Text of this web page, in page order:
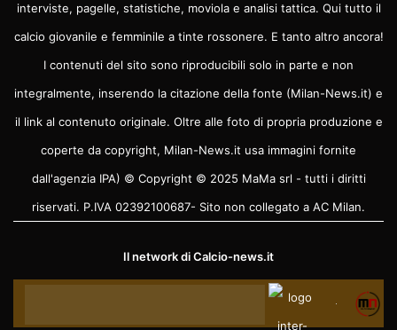
interviste, pagelle, statistiche, moviola e analisi tattica. Qui tutto il
calcio giovanile e femminile a tinte rossonere. E tanto altro ancora!
I contenuti del sito sono riproducibili solo in parte e non
integralmente, inserendo la citazione della fonte (Milan-News.it) e
il link al contenuto originale. Oltre alle foto di propria produzione e
coperte da copyright, Milan-News.it usa immagini fornite
dall'agenzia IPA) © Copyright © 2025 MaMa srl - tutti i diritti
riservati. P.IVA 02392100687- Sito non collegato a AC Milan.
Il network diCalcio-news.it